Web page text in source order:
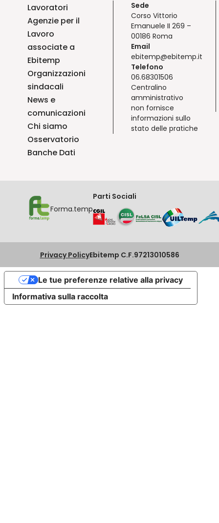
Lavoratori
Agenzie per il
Lavoro
associate a
Ebitemp
Organizzazioni
sindacali
News e
comunicazioni
Chi siamo
Osservatorio
Banche Dati
Sede
Corso Vittorio
Emanuele II 269 –
00186 Roma
Email
ebitemp@ebitemp.it
Telefono
06.68301506
Centralino
amministrativo
non fornisce
informazioni sullo
stato delle pratiche
Forma.temp
Parti Sociali
Privacy PolicyEbitemp C.F.97213010586
Informativa sulla raccolta
Le tue preferenze relative alla privacy